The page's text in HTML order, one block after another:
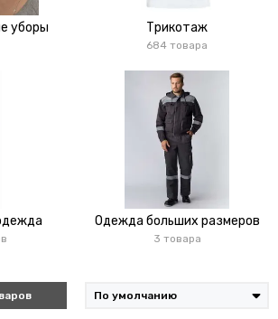
уборы Трикотаж
684 товара
Одежда больших размеров
3 товара